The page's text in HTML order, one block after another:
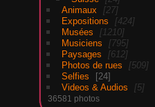
Animaux
27
Expositions
424
Musées
1210
Musiciens
795
Paysages
612
Photos de rues
509
Selfies
24
Videos & Audios
5
36581 photos